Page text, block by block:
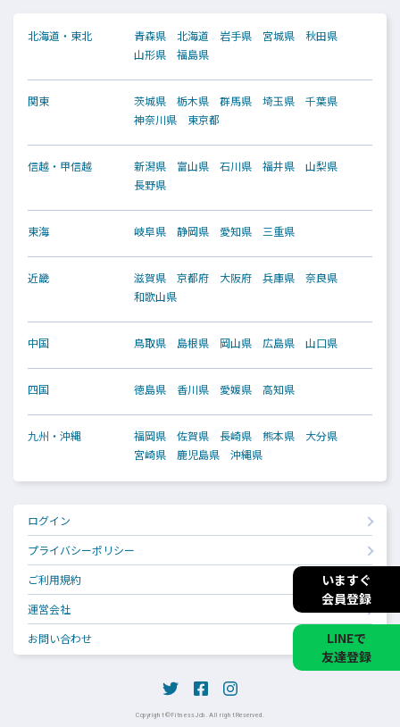
いますぐ
会員登録
LINEで
友達登録
北海道・東北 青森県 北海道 岩手県 宮城県
秋田県
山形県
福島県
関東 茨城県 栃木県 群馬県 埼玉県
千葉県
神奈川県
東京都
信越・甲信越 新潟県 富山県 石川県 福井県
山梨県
長野県
東海 岐阜県 静岡県 愛知県 三重県
近畿 滋賀県 京都府 大阪府 兵庫県
奈良県
和歌山県
中国 鳥取県 島根県 岡山県 広島県 山口県
四国 徳島県 香川県 愛媛県 高知県
九州・沖縄 福岡県 佐賀県 長崎県 熊本県
大分県
宮崎県
鹿児島県 沖縄県
ログイン
プライバシーポリシー
ご利用規約
運営会社
お問い合わせ
Copyright © Fitness Job. All right Reserved.